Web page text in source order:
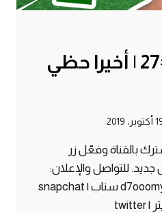
ماين كرافت #27 | أخيرا حظي
2019
بالقناة وفعّل زر
للتواصل والإعلان:
d7ooomy999@diwangroup.com سناب | snapchat
https://goo.gl/sr19bf تويتر | twitter